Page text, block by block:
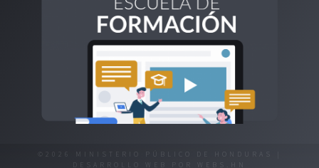
©2026 MINISTERIO PÚBLICO DE HONDURAS |
DESARROLLO WEB POR
WEBS.HN